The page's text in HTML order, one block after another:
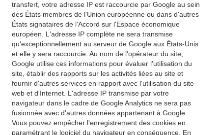
transfert, votre adresse IP est raccourcie par Google au sein
des États membres de l'Union européenne ou dans d'autres
États signataires de l'Accord sur l'Espace économique
européen. L'adresse IP complète ne sera transmise
qu'exceptionnellement au serveur de Google aux États-Unis
et elle y sera raccourcie. Au nom de l'opérateur du site,
Google utilise ces informations pour évaluer l'utilisation du
site, établir des rapports sur les activités liées au site et
fournir d'autres services en rapport avec l'utilisation du site
web et d'Internet. L'adresse IP transmise par votre
navigateur dans le cadre de Google Analytics ne sera pas
fusionnée avec d'autres données appartenant à Google.
Vous pouvez empêcher l'enregistrement des cookies en
paramétrant le logiciel du navigateur en conséquence. En